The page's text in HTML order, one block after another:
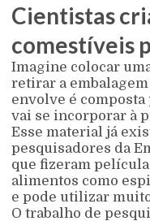
Cientistas
comestíveis
Imagine colocar
retirar a
envolve é composta
vai se incorporar à
Esse material já
pesquisadores da
que fizeram
alimentos como
e pode utilizar
O trabalho de